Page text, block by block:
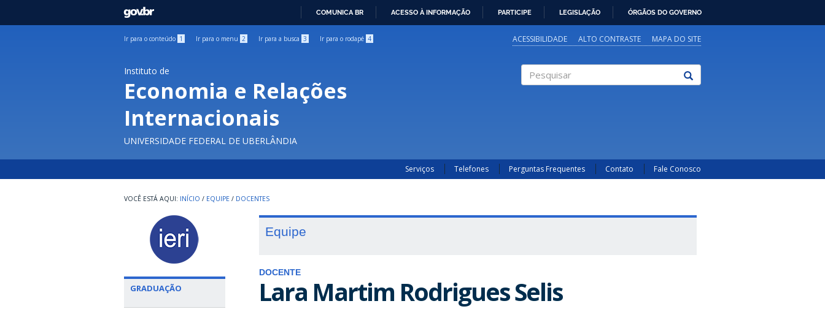
GOVBR
COMUNICA BR ACESSO À INFORMAÇÃO PARTICIPE LEGISLAÇÃO ÓRGÃOS DO GOVERNO
Ir para o conteúdo 1 Ir para o menu 2 Ir para a busca 3 Ir para o rodapé 4 ACESSIBILIDADE ALTO CONTRASTE MAPA DO SITE
Instituto de
Economia e Relações
Internacionais
UNIVERSIDADE FEDERAL DE UBERLÂNDIA
Serviços Telefones Perguntas Frequentes Contato Fale Conosco
INÍCIO / EQUIPE / DOCENTES
GRADUAÇÃO
Equipe
DOCENTE
Lara Martim Rodrigues Selis